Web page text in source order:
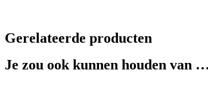
Gerelateerde producten
Je zou ook kunnen houden van …